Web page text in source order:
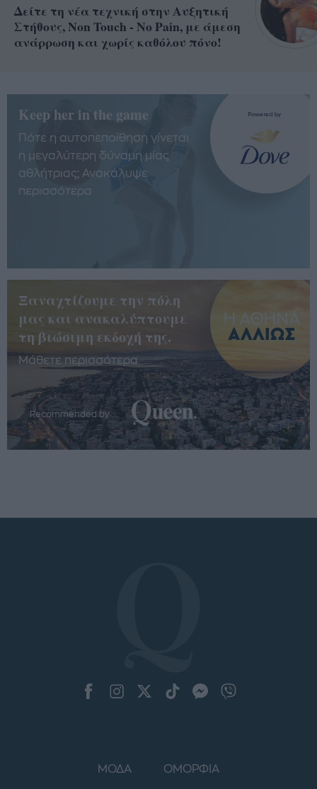
Δείτε τη νέα τεχνική στην Αυξητική
Στήθους, Non Touch - No Pain, με άμεση
ανάρρωση και χωρίς καθόλου πόνο!
Keep her in the game
Πότε η αυτοπεποίθηση γίνεται
η μεγαλύτερη δύναμη μίας
αθλήτριας; Ανακάλυψε
περισσότερα
Ξαναχτίζουμε την πόλη
μας και ανακαλύπτουμε
τη βιώσιμη εκδοχή της.
Μάθετε περισσότερα
Recommended by
ΜΟΔΑ ΟΜΟΡΦΙΑ